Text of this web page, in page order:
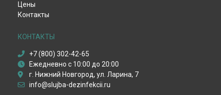
Уничтожение чешуйницы
Удаление плесени и грибка
Дезинфекция после смерти
Пест-контроль
Демеркуризация ртути
Уничтожение крыс
Уничтожение мышей
Цены
Контакты
КОНТАКТЫ
+7 (800) 302-42-65
Ежедневно с 10:00 до 20:00
г. Нижний Новгород, ул. Ларина, 7
info@slujba-dezinfekcii.ru